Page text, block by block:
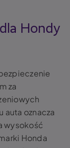
Hondy
za
auta oznacza
wysokość
Honda